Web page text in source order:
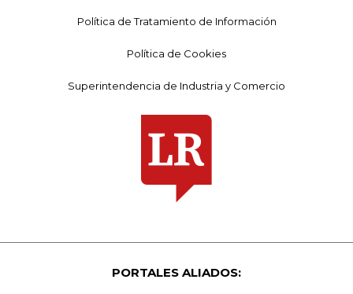
Política de Tratamiento de Información
Política de Cookies
Superintendencia de Industria y Comercio
PORTALES ALIADOS: